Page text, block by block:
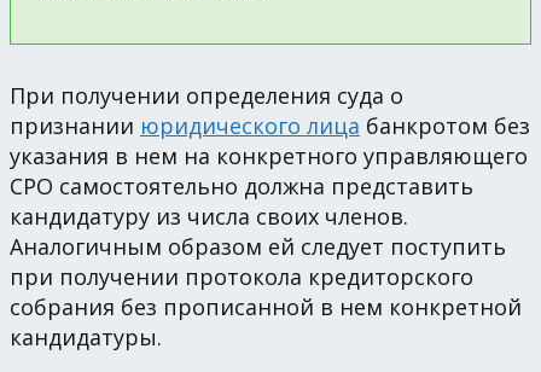
При получении определения суда о
признании юридического лица банкротом без
указания в нем на конкретного управляющего
СРО самостоятельно должна представить
кандидатуру из числа своих членов.
Аналогичным образом ей следует поступить
при получении протокола кредиторского
собрания без прописанной в нем конкретной
кандидатуры.